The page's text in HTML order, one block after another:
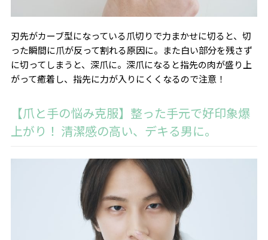
刃先がカーブ型になっている爪切りで力まかせに切ると、切
った瞬間に爪が反って割れる原因に。また白い部分を残さず
に切ってしまうと、深爪に。深爪になると指先の肉が盛り上
がって癒着し、指先に力が入りにくくなるので注意！
【爪と手の悩み克服】整った手元で好印象爆
上がり！ 清潔感の高い、デキる男に。